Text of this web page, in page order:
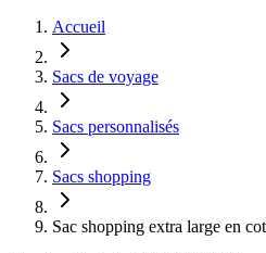
Accueil
Sacs de voyage
Sacs personnalisés
Sacs shopping
Sac shopping extra large en